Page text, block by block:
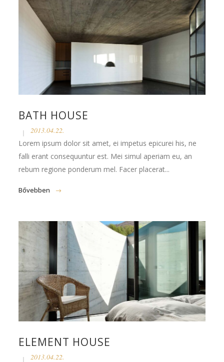
BATH HOUSE
2013.04.22.
Lorem ipsum dolor sit amet, ei impetus epicurei his, ne
falli erant consequuntur est. Mei simul aperiam eu, an
rebum regione ponderum mel. Facer placerat...
Bővebben
ELEMENT HOUSE
2013.04.22.